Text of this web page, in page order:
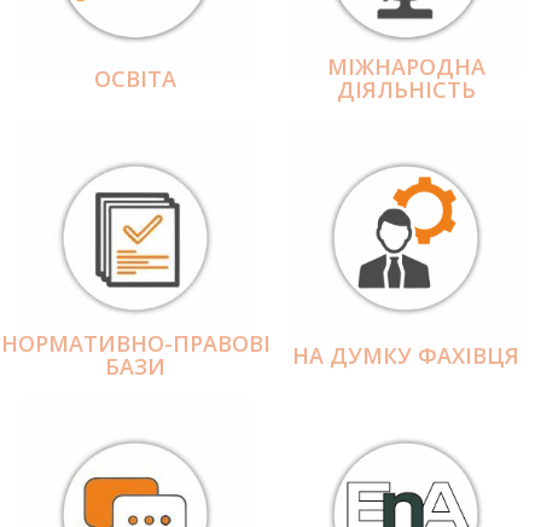
ОСВІТА МІЖНАРОДНА
ДІЯЛЬНІCТЬ
НОРМАТИВНО-ПРАВОВІ
БАЗИ НА ДУМКУ ФАХІВЦЯ